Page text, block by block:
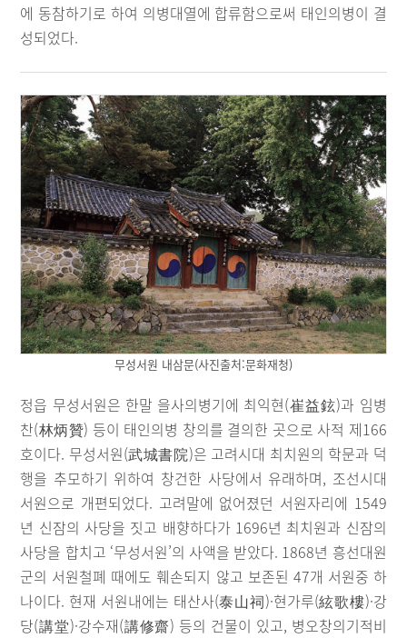
에 동참하기로 하여 의병대열에 합류함으로써 태인의병이 결
성되었다.
무성서원 내삼문(사진출처:문화재청)
정읍 무성서원은 한말 을사의병기에 최익현(崔益鉉)과 임병
찬(林炳贊) 등이 태인의병 창의를 결의한 곳으로 사적 제166
호이다. 무성서원(武城書院)은 고려시대 최치원의 학문과 덕
행을 추모하기 위하여 창건한 사당에서 유래하며, 조선시대
서원으로 개편되었다. 고려말에 없어졌던 서원자리에 1549
년 신잠의 사당을 짓고 배향하다가 1696년 최치원과 신잠의
사당을 합치고 ‘무성서원’의 사액을 받았다. 1868년 흥선대원
군의 서원철폐 때에도 훼손되지 않고 보존된 47개 서원중 하
나이다. 현재 서원내에는 태산사(泰山祠)·현가루(絃歌樓)·강
당(講堂)·강수재(講修齋) 등의 건물이 있고, 병오창의기적비